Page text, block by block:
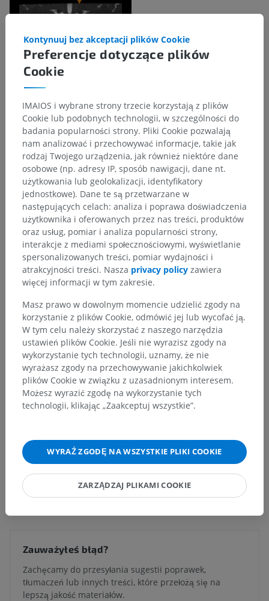
Hierarchia anatomiczna
Anatomia człowieka 2
Ciało ludzkie> Układy integrujące>
Układ nerwowy> Centralny system nerwowy
Mózg> Mózg > Międzymózgowie> Podwzgórze
Powiązane struktury:
Strefa podwzgórzowa okołokomorowa
Strefa podwzgórzowa przyśrodkowa
Strefa podwzgórzowa boczna
Okolica podwzgórzowa przednia; pole podwzgórzowe
dziobowe
Jądro przykomorowe
Pole podwzgórzowe tylne; okolica podwzgórzowa
tylna
Anatomia człowieka 1
Neuroanatomia człowieka
Tłumaczenia
Zauważyłeś błąd?
Zachęcamy do przesyłania sugestii poprawek,
tłumaczeń lub innych treści, które przełożą się na
lepszą jakość materiałów.
Preferencje dotyczące plików
Cookie
Kontynuuj bez akceptacji plików Cookie
IMAIOS i wybrane strony trzecie korzystają z plików
Cookie lub podobnych technologii, w szczególności do
badania popularności strony. Pliki Cookie pozwalają
nam analizować i przechowywać informacje, takie jak
rodzaj Twojego urządzenia, jak również niektóre dane
osobowe (np. adresy IP, sposób nawigacji, dane nt.
użytkowania lub geolokalizacji, identyfikatory
jednostkowe). Dane te są przetwarzane w
następujących celach: analiza i poprawa doświadczenia
użytkownika i oferowanych przez nas treści, produktów
oraz usług, pomiar i analiza popularności strony,
interakcje z mediami społecznościowymi, wyświetlanie
spersonalizowanych treści, pomiar wydajności i
atrakcyjności treści. Nasza privacy policy zawiera
więcej informacji w tym zakresie.
Masz prawo w dowolnym momencie udzielić zgody na
korzystanie z plików Cookie, odmówić jej lub wycofać ją.
W tym celu należy skorzystać z naszego narzędzia
ustawień plików Cookie. Jeśli nie wyrazisz zgody na
wykorzystanie tych technologii, uznamy, że nie
wyrażasz zgody na przechowywanie jakichkolwiek
plików Cookie w związku z uzasadnionym interesem.
Możesz wyrazić zgodę na wykorzystanie tych
technologii, klikając „Zaakceptuj wszystkie”.
WYRAŹ ZGODĘ NA WSZYSTKIE PLIKI COOKIE
ZARZĄDZAJ PLIKAMI COOKIE